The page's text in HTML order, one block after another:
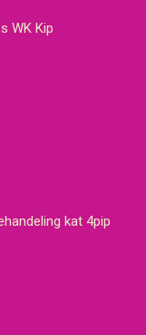
WK Kip
kat 4pip